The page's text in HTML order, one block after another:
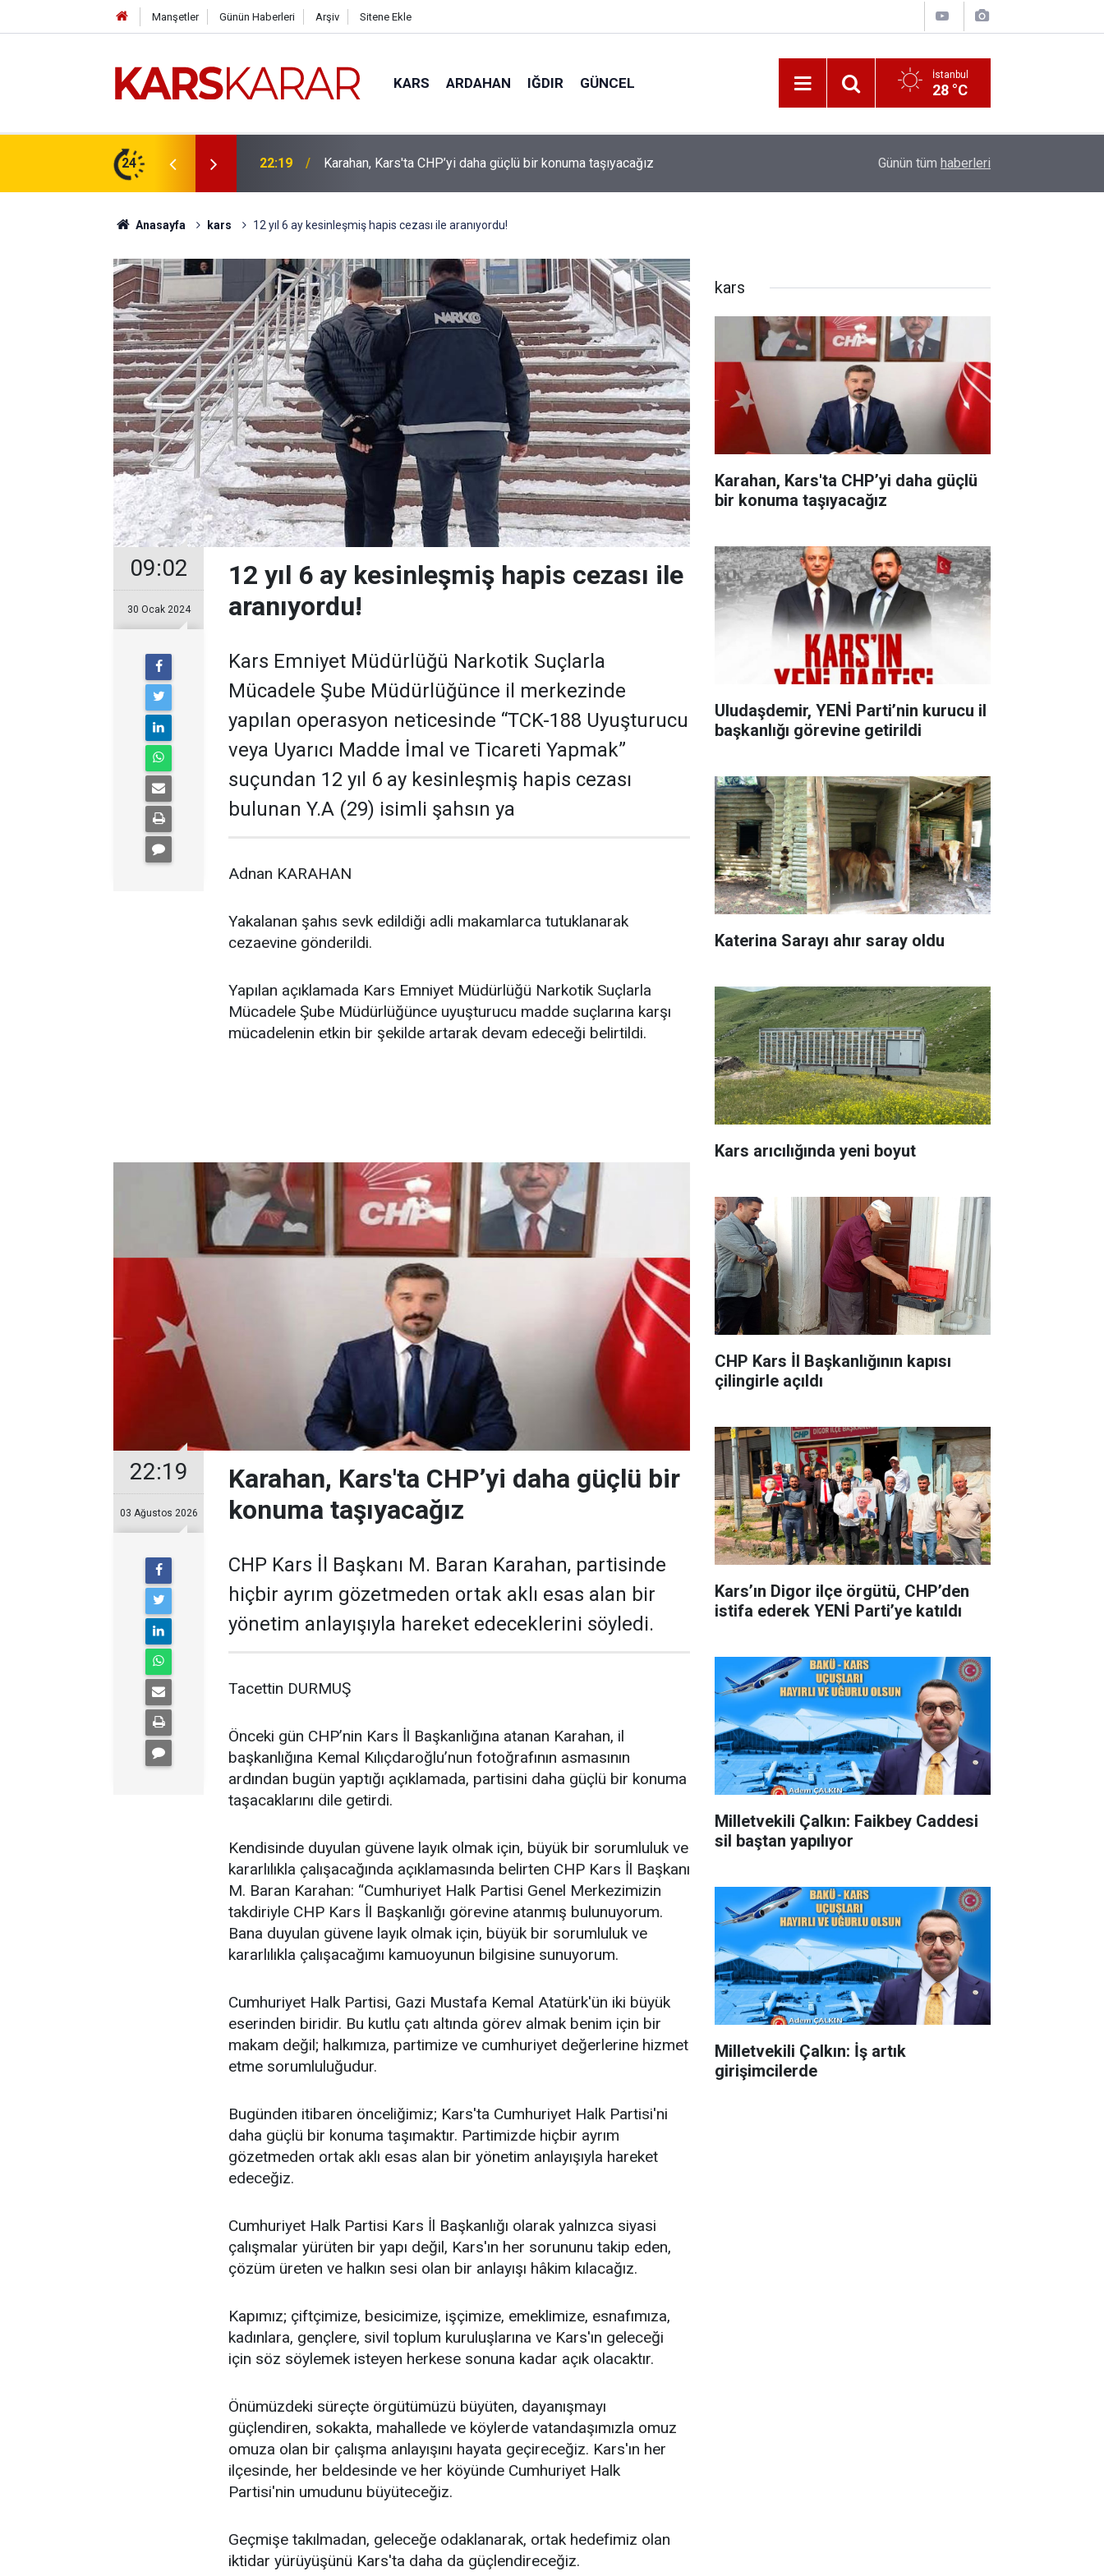
Manşetler Günün Haberleri Arşiv Sitene Ekle
KARS ARDAHAN IĞDIR GÜNCEL İstanbul
28 °C
24
bir konuma taşıyacağız 16:15 Uludaşdemir, YENİ Parti’nin kurucu il başkanlığı görevine getirildi Katerina Sarayı ahır saray oldu
Günün tüm haberleri
Anasayfa kars 12 yıl 6 ay kesinleşmiş hapis cezası ile aranıyordu!
09:02
30 Ocak 2024
12 yıl 6 ay kesinleşmiş hapis cezası ile
aranıyordu!
Kars Emniyet Müdürlüğü Narkotik Suçlarla
Mücadele Şube Müdürlüğünce il merkezinde
yapılan operasyon neticesinde “TCK-188 Uyuşturucu
veya Uyarıcı Madde İmal ve Ticareti Yapmak”
suçundan 12 yıl 6 ay kesinleşmiş hapis cezası
bulunan Y.A (29) isimli şahsın ya
Adnan KARAHAN
Yakalanan şahıs sevk edildiği adli makamlarca tutuklanarak
cezaevine gönderildi.
Yapılan açıklamada Kars Emniyet Müdürlüğü Narkotik Suçlarla
Mücadele Şube Müdürlüğünce uyuşturucu madde suçlarına karşı
mücadelenin etkin bir şekilde artarak devam edeceği belirtildi.
22:19
03 Ağustos 2026
Karahan, Kars'ta CHP’yi daha güçlü bir
konuma taşıyacağız
CHP Kars İl Başkanı M. Baran Karahan, partisinde
hiçbir ayrım gözetmeden ortak aklı esas alan bir
yönetim anlayışıyla hareket edeceklerini söyledi.
Tacettin DURMUŞ
Önceki gün CHP’nin Kars İl Başkanlığına atanan Karahan, il
başkanlığına Kemal Kılıçdaroğlu’nun fotoğrafının asmasının
ardından bugün yaptığı açıklamada, partisini daha güçlü bir konuma
taşacaklarını dile getirdi.
Kendisinde duyulan güvene layık olmak için, büyük bir sorumluluk ve
kararlılıkla çalışacağında açıklamasında belirten CHP Kars İl Başkanı
M. Baran Karahan: “Cumhuriyet Halk Partisi Genel Merkezimizin
takdiriyle CHP Kars İl Başkanlığı görevine atanmış bulunuyorum.
Bana duyulan güvene layık olmak için, büyük bir sorumluluk ve
kararlılıkla çalışacağımı kamuoyunun bilgisine sunuyorum.
Cumhuriyet Halk Partisi, Gazi Mustafa Kemal Atatürk'ün iki büyük
eserinden biridir. Bu kutlu çatı altında görev almak benim için bir
makam değil; halkımıza, partimize ve cumhuriyet değerlerine hizmet
etme sorumluluğudur.
Bugünden itibaren önceliğimiz; Kars'ta Cumhuriyet Halk Partisi'ni
daha güçlü bir konuma taşımaktır. Partimizde hiçbir ayrım
gözetmeden ortak aklı esas alan bir yönetim anlayışıyla hareket
edeceğiz.
Cumhuriyet Halk Partisi Kars İl Başkanlığı olarak yalnızca siyasi
çalışmalar yürüten bir yapı değil, Kars'ın her sorununu takip eden,
çözüm üreten ve halkın sesi olan bir anlayışı hâkim kılacağız.
Kapımız; çiftçimize, besicimize, işçimize, emeklimize, esnafımıza,
kadınlara, gençlere, sivil toplum kuruluşlarına ve Kars'ın geleceği
için söz söylemek isteyen herkese sonuna kadar açık olacaktır.
Önümüzdeki süreçte örgütümüzü büyüten, dayanışmayı
güçlendiren, sokakta, mahallede ve köylerde vatandaşımızla omuz
omuza olan bir çalışma anlayışını hayata geçireceğiz. Kars'ın her
ilçesinde, her beldesinde ve her köyünde Cumhuriyet Halk
Partisi'nin umudunu büyüteceğiz.
Geçmişe takılmadan, geleceğe odaklanarak, ortak hedefimiz olan
iktidar yürüyüşünü Kars'ta daha da güçlendireceğiz.
kars
Karahan, Kars'ta CHP’yi daha güçlü
bir konuma taşıyacağız
Uludaşdemir, YENİ Parti’nin kurucu il
başkanlığı görevine getirildi
Katerina Sarayı ahır saray oldu
Kars arıcılığında yeni boyut
CHP Kars İl Başkanlığının kapısı
çilingirle açıldı
Kars’ın Digor ilçe örgütü, CHP’den
istifa ederek YENİ Parti’ye katıldı
Milletvekili Çalkın: Faikbey Caddesi
sil baştan yapılıyor
Milletvekili Çalkın: İş artık
girişimcilerde